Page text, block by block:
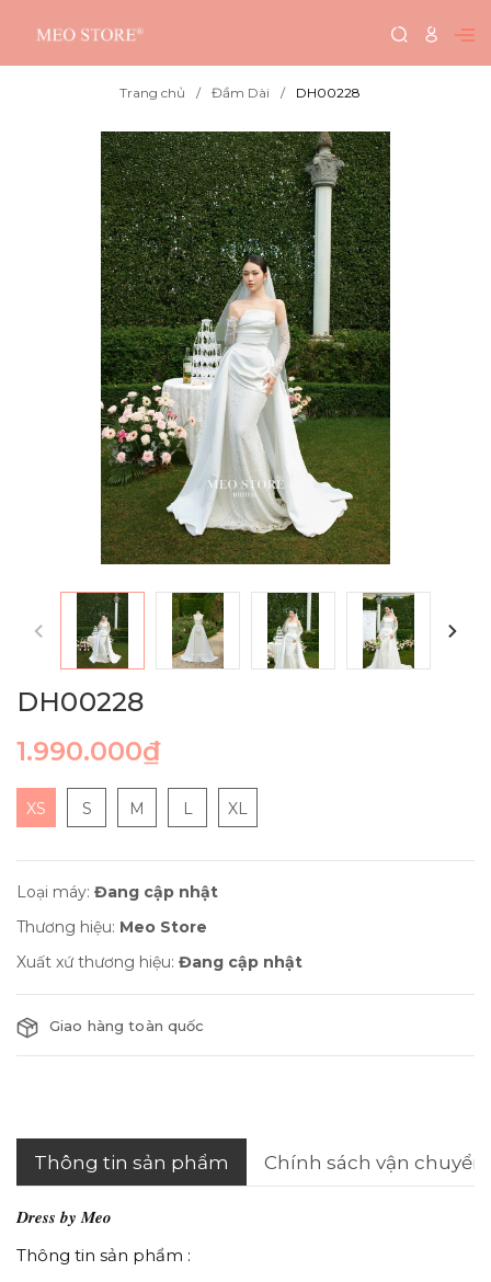
Trang chủ Đầm Dài DH00228
DH00228
1.990.000₫
XS S M L XL
Loại máy: Đang cập nhật
Thương hiệu: Meo Store
Xuất xứ thương hiệu: Đang cập nhật
Giao hàng toàn quốc
Thông tin sản phẩm Chính sách vận chuyển
𝑫𝒓𝒆𝒔𝒔 𝒃𝒚 𝑴𝒆𝒐
Thông tin sản phẩm :